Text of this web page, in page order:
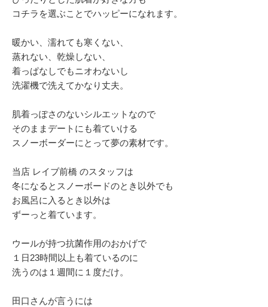
コチラを選ぶことでハッピーになれます。
暖かい、濡れても寒くない、
蒸れない、乾燥しない、
着っぱなしでもニオわないし
洗濯機で洗えてかなり丈夫。
肌着っぽさのないシルエットなので
そのままデートにも着ていける
スノーボーダーにとって夢の素材です。
当店 レイブ前橋 のスタッフは
冬になるとスノーボードのとき以外でも
お風呂に入るとき以外は
ずーっと着ています。
ウールが持つ抗菌作用のおかげで
１日23時間以上も着ているのに
洗うのは１週間に１度だけ。
田口さんが言うには